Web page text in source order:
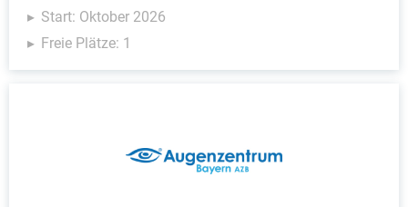
Start: Oktober 2026
Freie Plätze: 1